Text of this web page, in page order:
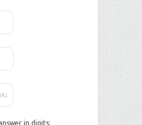
in digits: